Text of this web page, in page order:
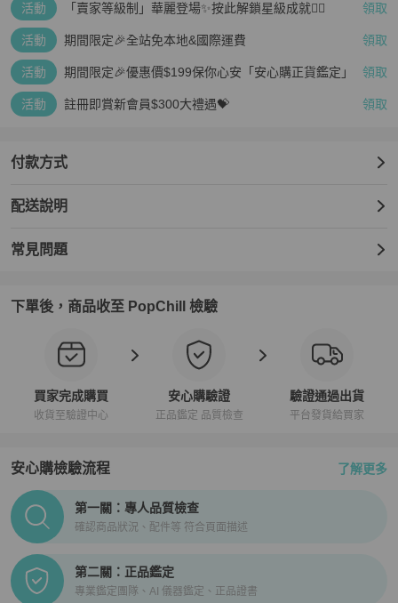
活動 「賣家等級制」華麗登場✨按此解鎖星級成就👆🏻 領取
活動 期間限定🎉全站免本地&國際運費 領取
活動 期間限定🎉優惠價$199保你心安「安心購正貨鑑定」 領取
活動 註冊即賞新會員$300大禮遇💝 領取
付款方式
配送說明
常見問題
下單後，商品收至 PopChill 檢驗
買家完成購買
收貨至驗證中心
安心購驗證
正品鑑定 品質檢查
驗證通過出貨
平台發貨給買家
安心購檢驗流程 了解更多
PopChill拍拍圈正品驗證、安心購檢驗流程介紹
第一關：專人品質檢查
確認商品狀況、配件等 符合頁面描述
第二關：正品鑑定
專業鑑定團隊、AI 儀器鑑定、正品證書